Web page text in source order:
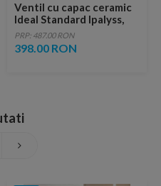
Ventil cu capac ceramic
Ideal Standard Ipalyss,
bej
PRP: 487.00 RON
398.00 RON